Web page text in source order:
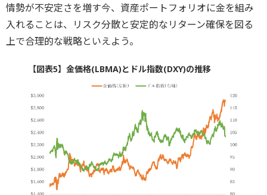
情勢が不安定さを増す今、資産ポートフォリオに金を組み
入れることは、リスク分散と安定的なリターン確保を図る
上で合理的な戦略といえよう。
【図表5】金価格(LBMA)とドル指数(DXY)の推移